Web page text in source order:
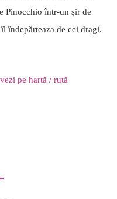
Pinocchio într-un șir de
îndepărteaza de cei dragi.
vezi pe hartă / rută